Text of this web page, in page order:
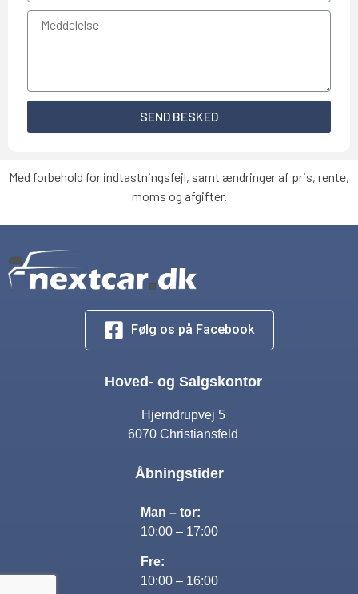
SEND BESKED
Med forbehold for indtastningsfejl, samt ændringer af pris, rente,
moms og afgifter.
Følg os på Facebook
Hoved- og Salgskontor
Hjerndrupvej 5
6070 Christiansfeld
Åbningstider
Man – tor:
10:00 – 17:00
Fre:
10:00 – 16:00